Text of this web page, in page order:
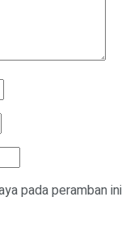
pada peramban ini